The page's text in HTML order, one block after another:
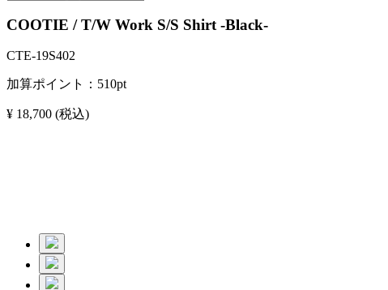
COOTIE / T/W Work S/S Shirt -Black-
CTE-19S402
加算ポイント： 510pt
¥ 18,700 (税込)